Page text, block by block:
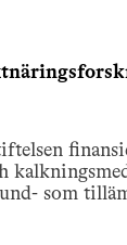
som